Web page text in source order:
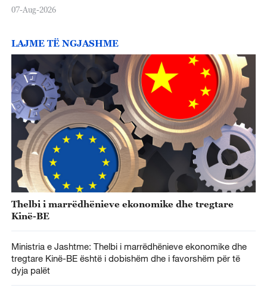
07-Aug-2026
LAJME TË NGJASHME
Thelbi i marrëdhënieve ekonomike dhe tregtare
Kinë-BE
Ministria e Jashtme: Thelbi i marrëdhënieve ekonomike dhe
tregtare Kinë-BE është i dobishëm dhe i favorshëm për të
dyja palët